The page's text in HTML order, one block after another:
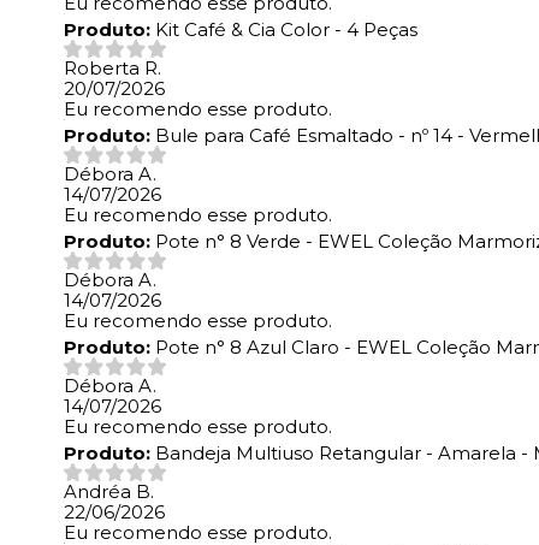
Produto: Kit Café & Cia Color - 4 Peças
Roberta R.
20/07/2026
Eu recomendo esse produto.
Produto: Bule para Café Esmaltado - nº 14 -
Débora A.
14/07/2026
Eu recomendo esse produto.
Produto: Pote n° 8 Verde - EWEL Coleção
Débora A.
14/07/2026
Eu recomendo esse produto.
Produto: Pote n° 8 Azul Claro - EWEL Coleção
Débora A.
14/07/2026
Eu recomendo esse produto.
Produto: Bandeja Multiuso Retangular - Amarela -
Andréa B.
22/06/2026
Eu recomendo esse produto.